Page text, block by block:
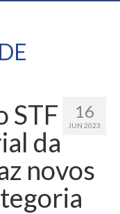
16
JUN 2023
STF
da
novos